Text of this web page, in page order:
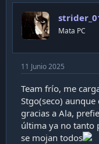
Mata PC
11 Junio 2025
Team frío, me
Stgo(seco)
gracias a Ala,
última ya no tanto
se mojan todos